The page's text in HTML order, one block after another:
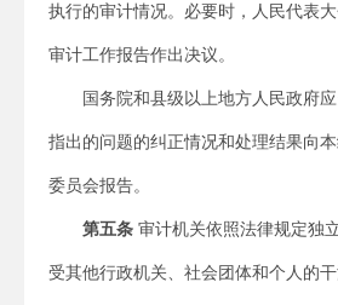
执行的审计情况。必要时，人民代表
审计工作报告作出决议。
国务院和县级以上地方人民政府
指出的问题的纠正情况和处理结果向
委员会报告。
第五条 审计机关依照法律规定独
受其他行政机关、社会团体和个人的干